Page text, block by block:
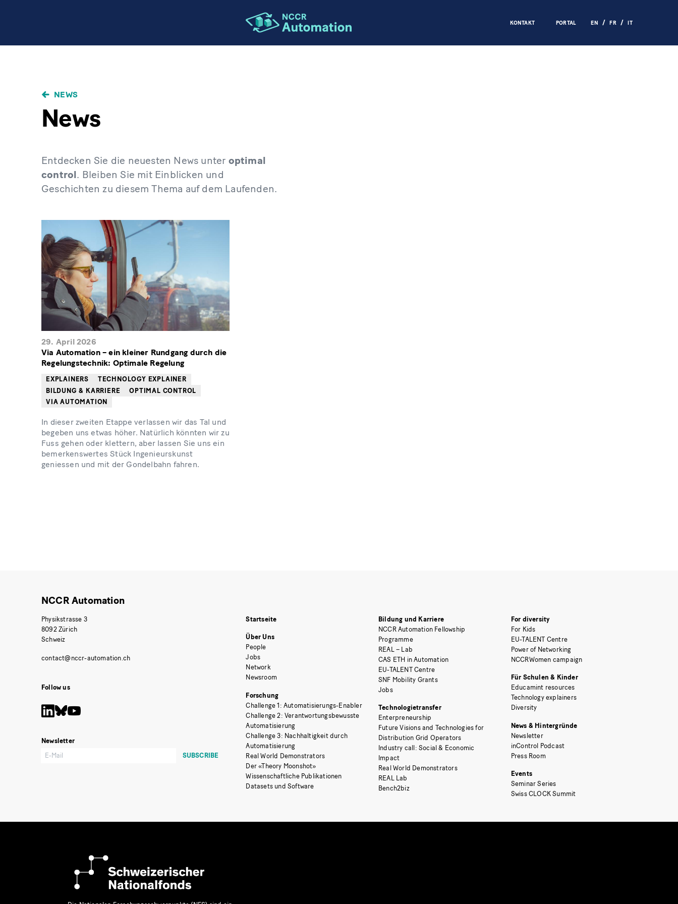
KONTAKT PORTAL EN FR IT
NEWS
News
Entdecken Sie die neuesten News unter optimal
control. Bleiben Sie mit Einblicken und
Geschichten zu diesem Thema auf dem Laufenden.
29. April 2026
Via Automation – ein kleiner Rundgang durch die
Regelungstechnik: Optimale Regelung
EXPLAINERS
TECHNOLOGY EXPLAINER
BILDUNG & KARRIERE
OPTIMAL CONTROL
VIA AUTOMATION
In dieser zweiten Etappe verlassen wir das Tal und
begeben uns etwas höher. Natürlich könnten wir zu
Fuss gehen oder klettern, aber lassen Sie uns ein
bemerkenswertes Stück Ingenieurskunst
geniessen und mit der Gondelbahn fahren.
NCCR Automation
Physikstrasse 3
8092 Zürich
Schweiz
Follow us
Newsletter
Startseite
Über Uns
People
Jobs
Network
Newsroom
Forschung
Challenge 1: Automatisierungs-Enabler
Challenge 2: Verantwortungsbewusste
Automatisierung
Challenge 3: Nachhaltigkeit durch
Automatisierung
Real World Demonstrators
Der «Theory Moonshot»
Wissenschaftliche Publikationen
Datasets und Software
Bildung und Karriere
NCCR Automation Fellowship
Programme
REAL – Lab
CAS ETH in Automation
EU-TALENT Centre
SNF Mobility Grants
Jobs
Technologietransfer
Enterpreneurship
Future Visions and Technologies for
Distribution Grid Operators
Industry call: Social & Economic
Impact
Real World Demonstrators
REAL Lab
Bench2biz
For diversity
For Kids
EU-TALENT Centre
Power of Networking
NCCRWomen campaign
Für Schulen & Kinder
Educamint resources
Technology explainers
Diversity
News & Hintergründe
Newsletter
inControl Podcast
Press Room
Events
Seminar Series
Swiss CLOCK Summit